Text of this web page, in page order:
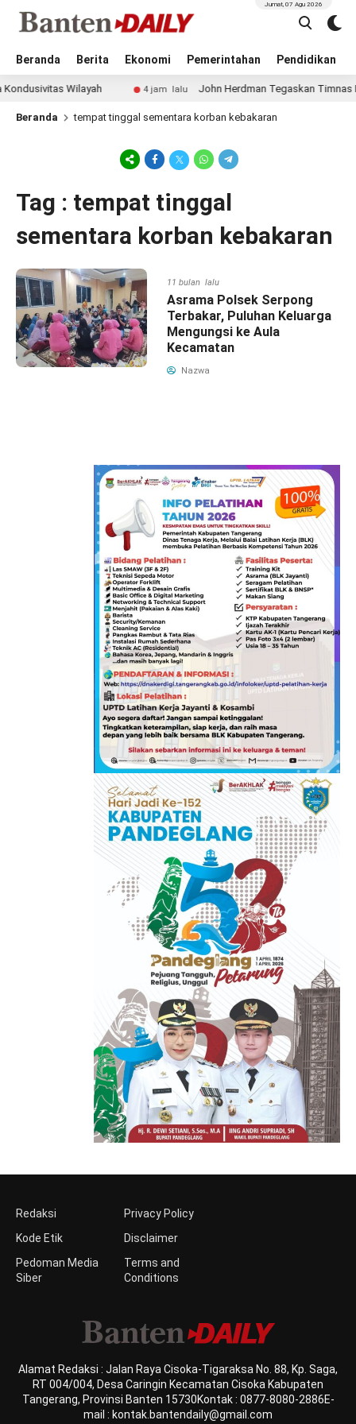
Beranda Berita Ekonomi Pemerintahan Pendidikan
Jumat, 07 Agu 2026
Wilayah 4 jam lalu John Herdman Tegaskan Timnas
Beranda tempat tinggal sementara korban kebakaran
Tag : tempat tinggal
sementara korban kebakaran
11 bulan lalu
Asrama Polsek Serpong
Terbakar, Puluhan Keluarga
Mengungsi ke Aula
Kecamatan
Nazwa
Redaksi
Kode Etik
Pedoman Media
Siber
Privacy Policy
Disclaimer
Terms and
Conditions
Alamat Redaksi : Jalan Raya Cisoka-Tigaraksa No. 88, Kp. Saga,
RT 004/004, Desa Caringin Kecamatan Cisoka Kabupaten
Tangerang, Provinsi Banten 15730Kontak : 0877-8080-2886E-
mail : kontak.bantendaily@gmail.com